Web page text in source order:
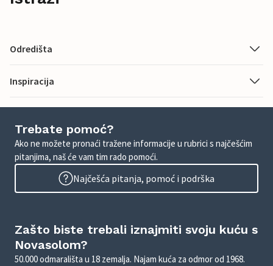
Odredišta
Inspiracija
Trebate pomoć?
Ako ne možete pronaći tražene informacije u rubrici s najčešćim
pitanjima, naš će vam tim rado pomoći.
Najčešća pitanja, pomoć i podrška
Zašto biste trebali iznajmiti svoju kuću s
Novasolom?
50.000 odmarališta u 18 zemalja. Najam kuća za odmor od 1968.